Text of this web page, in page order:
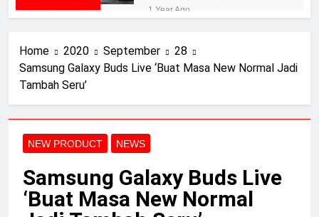
1 Year Ago
PLUS
2 Years Ago
Speaker Elac terbaik 2024:
2 Years Ago
Review BenQ W5800
2 Years Ago
Elac merilis speaker
Home 2020 September
28
Samsung Galaxy Buds Live ‘Buat Masa New Normal Jadi
Tambah Seru’
NEW PRODUCT NEWS
Samsung Galaxy Buds Live
‘Buat Masa New Normal